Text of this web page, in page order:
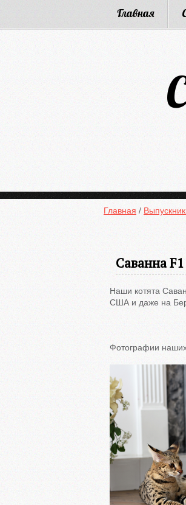
Главная
Главная /
Саванна
Наши котята
США и даже на
Фотографии